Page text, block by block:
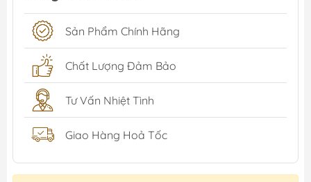
Sản Phẩm Chính Hãng
Chất Lượng Đảm Bảo
Tư Vấn Nhiệt Tình
Giao Hàng Hoả Tốc